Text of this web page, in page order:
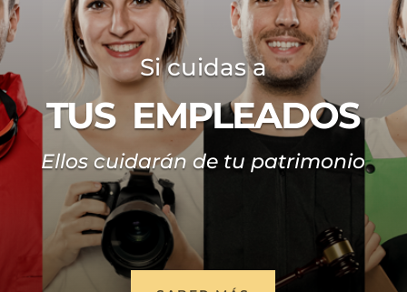
Si cuidas a
TUS EMPLEADOS
Ellos cuidarán de tu patrimonio